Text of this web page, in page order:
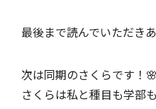
最後まで読んでいただき
次は同期のさくらです！
さくらは私と種目も学部